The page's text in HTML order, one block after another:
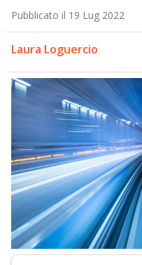
Pubblicato il 19 Lug 2022
Laura Loguercio